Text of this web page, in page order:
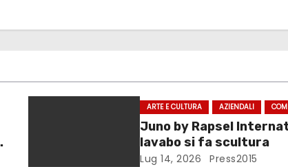
ARTE E CULTURA AZIENDALI
Juno by Rapsel
lavabo si fa scultura
Lug 14, 2026 Press2015